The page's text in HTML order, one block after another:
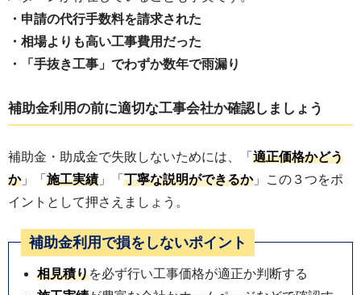
・申請の代行手数料を請求された
・相場よりも高い工事費用だった
・「手抜き工事」でわずか数年で雨漏り
補助金利用の前に適切な工事会社か確認しましょう
補助金・助成金で失敗しないためには、「 適正価格かどう
か」「 施工実績 」「 丁寧な説明ができるか」この３つをポ
イントとして押さえましょう。
補助金利用で損をしないポイント
相見積りを必ず行い工事価格が適正か判断する